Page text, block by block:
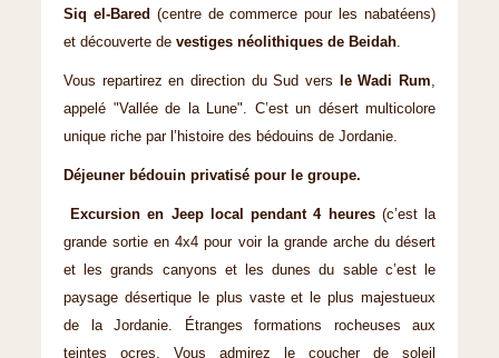
Siq el-Bared (centre de commerce pour les nabatéens)
et découverte de vestiges néolithiques de Beidah.
Vous repartirez en direction du Sud vers le Wadi Rum,
appelé "Vallée de la Lune". C’est un désert multicolore
unique riche par l’histoire des bédouins de Jordanie.
Déjeuner bédouin privatisé pour le groupe.
Excursion en Jeep local pendant 4 heures(c’est la
grande sortie en 4x4 pour voir la grande arche du désert
et les grands canyons et les dunes du sable c’est le
paysage désertique le plus vaste et le plus majestueux
de la Jordanie. Étranges formations rocheuses aux
teintes ocres. Vous admirez le coucher de soleil